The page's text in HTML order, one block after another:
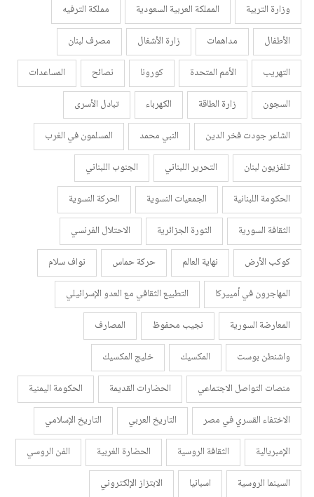
وزارة التربية المملكة العربية السعودية
مملكة الترفيه
الأطفال
مداهمات زارة الأشغال
مصرف لبنان
التهريب
الأمم المتحدة كورونا نصائح
المساعدات
السجون
زارة الطاقة الكهرباء
تبادل الأسرى
الشاعر جودت فخر الدين
النبي محمد
المسلمون في الغرب
تلفزيون لبنان
التحرير اللبناني
الجنوب اللبناني
الحكومة اللبنانية
الجمعيات النسوية
الحركة النسوية
الثقافة السورية
الثورة الجزائرية
الاحتلال الفرنسي
كوكب الأرض
نهاية العالم حركة حماس
نواف سلام
المهاجرون في أمييركا
التطبيع الثقافي مع العدو الإسرائيلي
المعارضة السورية
نجيب محفوظ
المصارف
واشنطن بوست
المكسيك
خليج المكسيك
منصات التواصل الاجتماعي
الحضارات القديمة
الحكومة اليمنية
الاختفاء القسري في مصر
التاريخ العربي
التاريخ الإسلامي
الإمبريالية
الثقافة الروسية الحضارة الغربية
الفن الروسي
السينما الروسية
اسبانيا
الابتزاز الإلكتروني